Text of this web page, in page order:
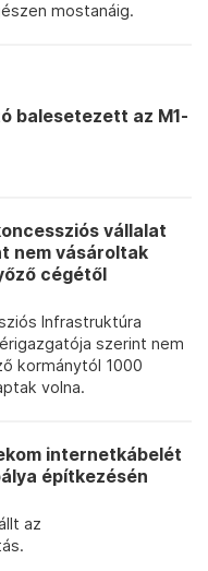
mostanáig.
balesetezett az M1-
vállalat
nem vásároltak
cégétől
Infrastruktúra
szerint nem
kormánytól 1000
volna.
internetkábelét
építkezésén
az